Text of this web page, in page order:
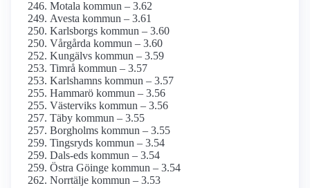
Motala kommun – 3.62
Avesta kommun – 3.61
Karlsborgs kommun – 3.60
Vårgårda kommun – 3.60
Kungälvs kommun – 3.59
Timrå kommun – 3.57
Karlshamns kommun – 3.57
Hammarö kommun – 3.56
Västerviks kommun – 3.56
Täby kommun – 3.55
Borgholms kommun – 3.55
Tingsryds kommun – 3.54
Dals-eds kommun – 3.54
Östra Göinge kommun – 3.54
Norrtälje kommun – 3.53